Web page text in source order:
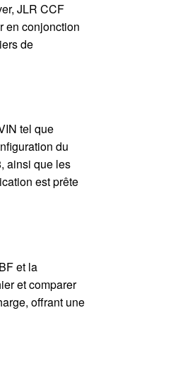
JLR CCF
en conjonction
de
tel que
du
ainsi que les
est prête
et la
et comparer
offrant une